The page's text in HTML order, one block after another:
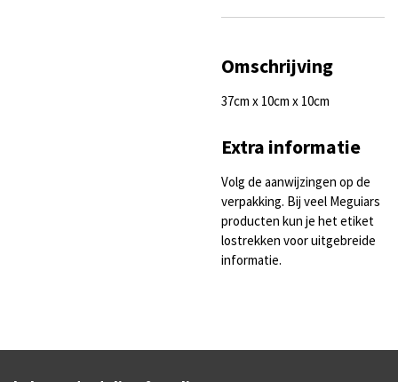
Omschrijving
37cm x 10cm x 10cm
Extra informatie
Volg de aanwijzingen op de
verpakking. Bij veel Meguiars
producten kun je het etiket
lostrekken voor uitgebreide
informatie.